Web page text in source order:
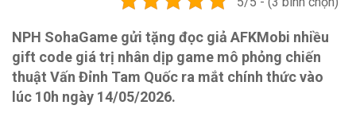
NPH SohaGame gửi tặng đọc giả AFKMobi nhiều
gift code giá trị nhân dịp game mô phỏng chiến
thuật Vấn Đỉnh Tam Quốc ra mắt chính thức vào
lúc 10h ngày 14/05/2026.